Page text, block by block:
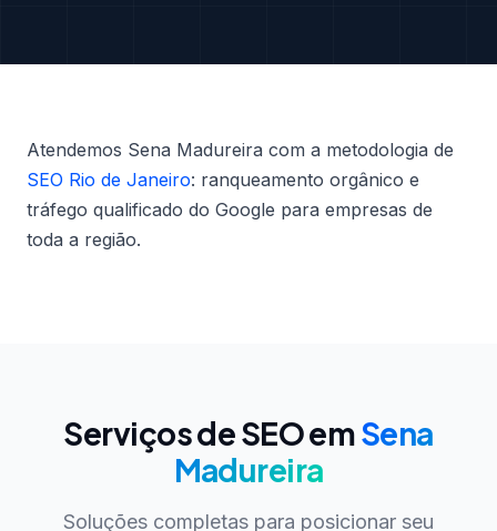
Atendemos Sena Madureira com a metodologia de
SEO Rio de Janeiro: ranqueamento orgânico e
tráfego qualificado do Google para empresas de
toda a região.
Serviços de SEO emSena
Madureira
Soluções completas para posicionar seu